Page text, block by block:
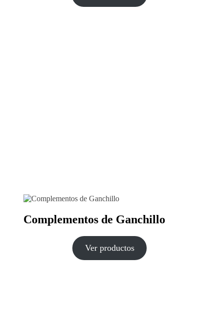
Complementos de Ganchillo
Ver productos